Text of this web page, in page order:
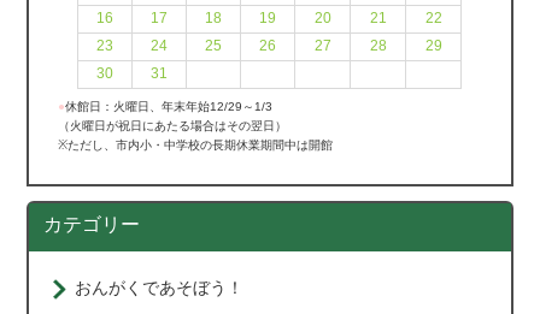
16
17 18 19 20 21
22
23
24 25 26 27 28
29
30
31
●休館日：火曜日、年末年始12/29～1/3
（火曜日が祝日にあたる場合はその翌日）
※ただし、市内小・中学校の長期休業期間中は開館
カテゴリー
おんがくであそぼう！